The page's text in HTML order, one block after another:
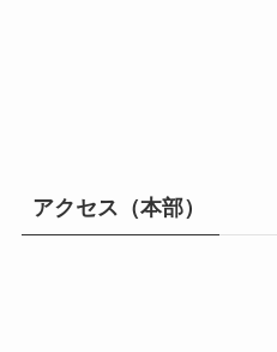
アクセス（本部）